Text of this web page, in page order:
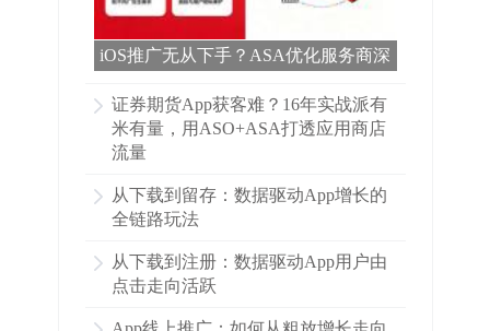
iOS推广无从下手？ASA优化服务商深
证券期货App获客难？16年实战派有
米有量，用ASO+ASA打透应用商店
流量
从下载到留存：数据驱动App增长的
全链路玩法
从下载到注册：数据驱动App用户由
点击走向活跃